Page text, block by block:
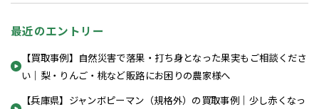
最近のエントリー
【買取事例】自然災害で落果・打ち身となった果実もご相談くださ
い｜梨・りんご・桃など販路にお困りの農家様へ
【兵庫県】ジャンボピーマン（規格外）の買取事例｜少し赤くなっ